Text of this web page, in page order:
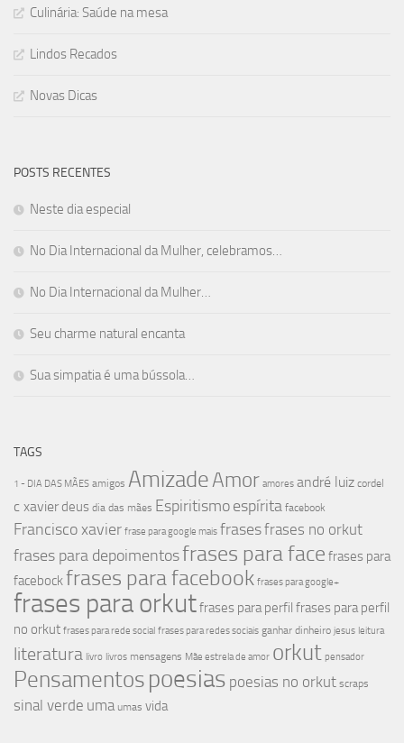
Culinária: Saúde na mesa
Lindos Recados
Novas Dicas
POSTS RECENTES
Neste dia especial
No Dia Internacional da Mulher, celebramos…
No Dia Internacional da Mulher…
Seu charme natural encanta
Sua simpatia é uma bússola…
TAGS
1 - DIA DAS MÃES amigos AmizadeAmor amores andré luiz cordel
c xavier deus dia das mães Espiritismoespírita facebook
Francisco xavier frase para google mais frasesfrases no orkut
frases para depoimentosfrases para face frases para
facebockfrases para facebook frases para google+
frases para orkutfrases para perfil frases para perfil
no orkut frases para rede social frases para redes sociais ganhar dinheiro jesus leitura
literatura livro livros mensagens Mãe estrela de amor orkut pensador
Pensamentospoesias poesias no orkut scraps
sinal verde uma umas vida